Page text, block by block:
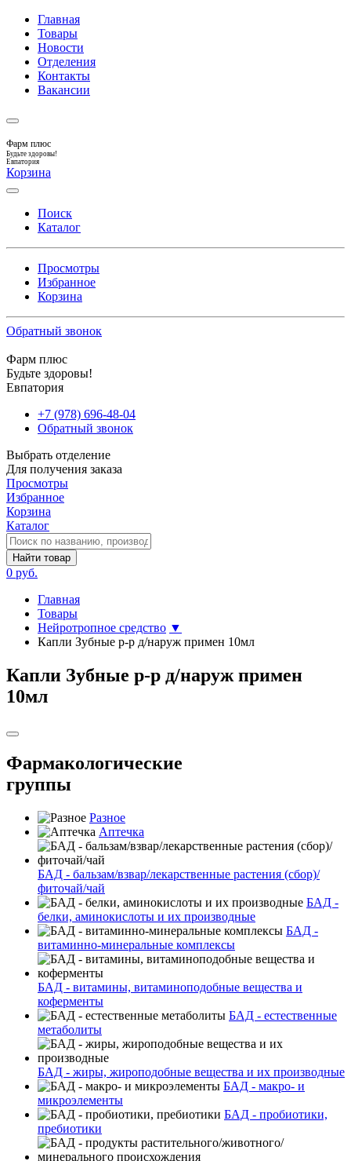
Главная
Товары
Новости
Отделения
Контакты
Вакансии
Фарм плюс
Будьте здоровы!
Евпатория
Корзина
Поиск
Каталог
Просмотры
Избранное
Корзина
Обратный звонок
Фарм плюс
Будьте здоровы!
Евпатория
+7 (978) 696-48-04
Обратный звонок
Выбрать отделение
Для получения заказа
Просмотры
Избранное
Корзина
Каталог
Найти товар
0 руб.
Главная
Товары
Нейротропное средство ▼
Капли Зубные р-р д/наруж примен 10мл
Капли Зубные р-р д/наруж примен
10мл
Фармакологические
группы
Разное
Аптечка
БАД - бальзам/взвар/лекарственные растения (сбор)/
фиточай/чай
БАД -
белки, аминокислоты и их производные
БАД -
витаминно-минеральные комплексы
БАД - витамины, витаминоподобные вещества и
коферменты
БАД - естественные
метаболиты
БАД - жиры, жироподобные вещества и их производные
БАД - макро- и
микроэлементы
БАД - пробиотики,
пребиотики